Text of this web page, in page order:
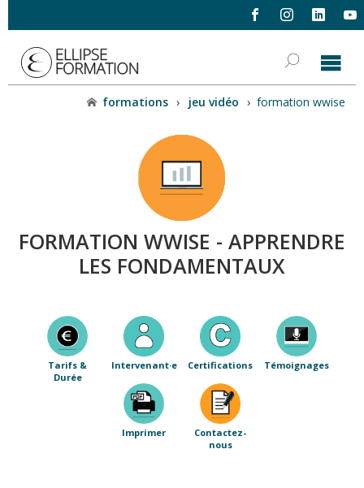
formations › jeu vidéo › formation wwise
FORMATION WWISE - APPRENDRE
LES FONDAMENTAUX
Tarifs &
Durée
Intervenant·e Certifications Témoignages
Imprimer
Contactez-
nous